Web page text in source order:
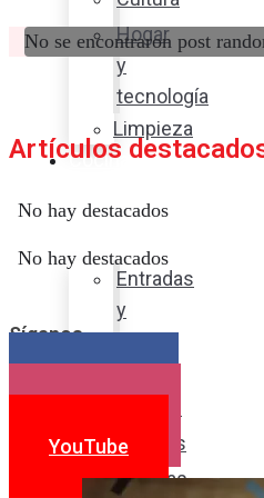
Hogar
y
tecnología
Limpieza
Cocina
sabor
Entradas
y
Postres
Bebidas
No se encontraron post
Artículos
No hay destacados
No hay destacados
Síganos
YouTube